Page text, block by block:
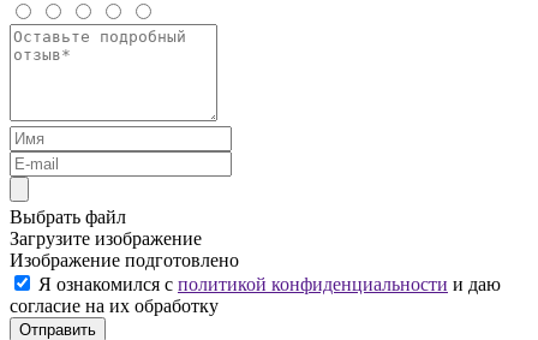
Выбрать файл
Загрузите изображение
Изображение подготовлено
Я ознакомился с политикой конфиденциальности и даю
согласие на их обработку
Отправить